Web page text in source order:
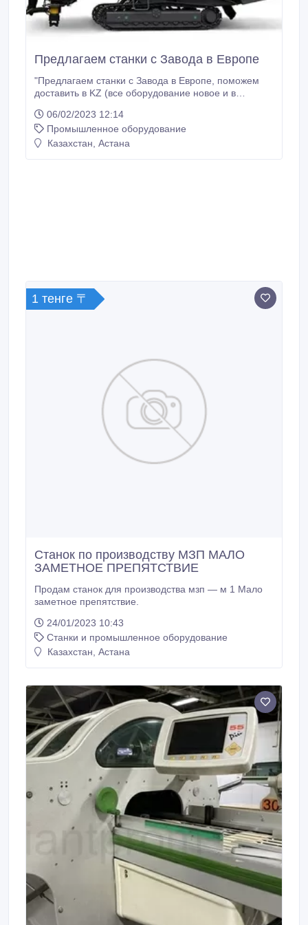
Предлагаем станки с Завода в Европе
"Предлагаем станки с Завода в Европе, поможем
доставить в KZ (все оборудование новое и в
D50 Epiroc Flexi Roc D50 Epiroc Flexi Roc D50 Epiroc
Power Roc D45 (полная копия Atlas Copco ROC F7)
Конусные дробилки: METSO HP300, стационарная
06/02/2023 12:14
Промышленное оборудование
Казахстан, Астана
1 тенге 〒
Станок по производству МЗП МАЛО
ЗАМЕТНОЕ ПРЕПЯТСТВИЕ
Продам станок для производства мзп — м 1 Мало
заметное препятствие.
24/01/2023 10:43
Станки и промышленное оборудование
Казахстан, Астана